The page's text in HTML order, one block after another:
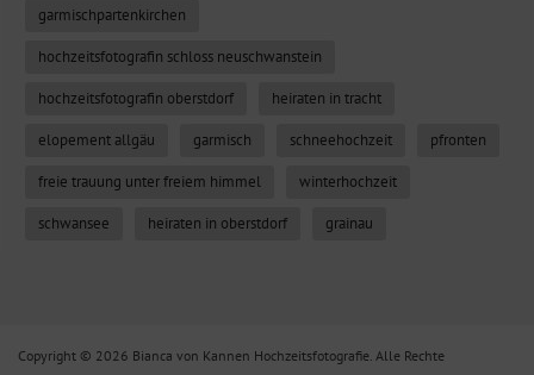
garmischpartenkirchen
hochzeitsfotografin schloss neuschwanstein
hochzeitsfotografin oberstdorf heiraten in tracht
elopement allgäu garmisch schneehochzeit pfronten
freie trauung unter freiem himmel winterhochzeit
schwansee heiraten in oberstdorf grainau
Copyright © 2026 Bianca von Kannen Hochzeitsfotografie. Alle Rechte